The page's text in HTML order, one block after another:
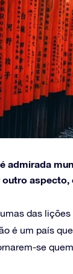
admirada
das
é um país
se